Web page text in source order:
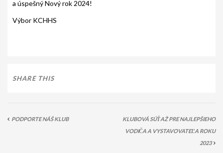
PODMIENKY CHOVNOSTI
CHOVATEĽSKÉ STANICE
PUDELPOINTER
a úspešný Nový rok 2024!
Výbor KCHHS
SHARE THIS
PODPORTE NÁŠ KLUB
KLUBOVÁ SÚŤAŽ PRE NAJLEPŠIEHO
VODIČA A VYSTAVOVATEĽA ROKU
2023